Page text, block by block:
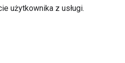
użytkownika z usługi.